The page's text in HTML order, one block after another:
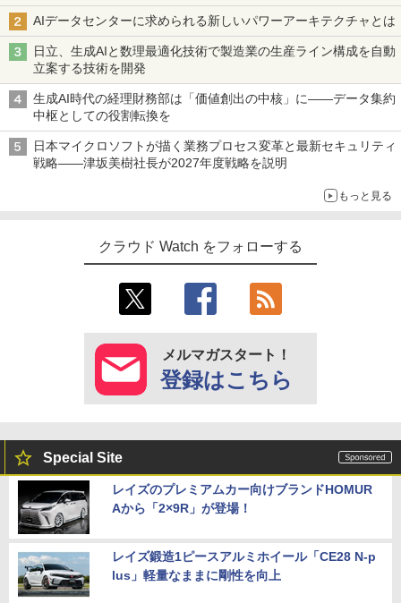
AIデータセンターに求められる新しいパワーアーキテクチャとは
日立、生成AIと数理最適化技術で製造業の生産ライン構成を自動
立案する技術を開発
生成AI時代の経理財務部は「価値創出の中核」に――データ集約
中枢としての役割転換を
日本マイクロソフトが描く業務プロセス変革と最新セキュリティ
戦略――津坂美樹社長が2027年度戦略を説明
もっと見る
クラウド Watch をフォローする
メルマガスタート！
登録はこちら
Special Site
レイズのプレミアムカー向けブランドHOMUR
Aから「2×9R」が登場！
レイズ鍛造1ピースアルミホイール「CE28 N-p
lus」軽量なままに剛性を向上